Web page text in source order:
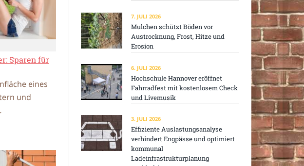
Sparen für
eines
und
7. JULI 2026
Mulchen schützt Böden vor
Austrocknung, Frost, Hitze und
Erosion
6. JULI 2026
Hochschule Hannover eröffnet
Fahrradfest mit kostenlosem Check
und Livemusik
3. JULI 2026
Effiziente Auslastungsanalyse
verhindert Engpässe und optimiert
kommunal
Ladeinfrastrukturplanung